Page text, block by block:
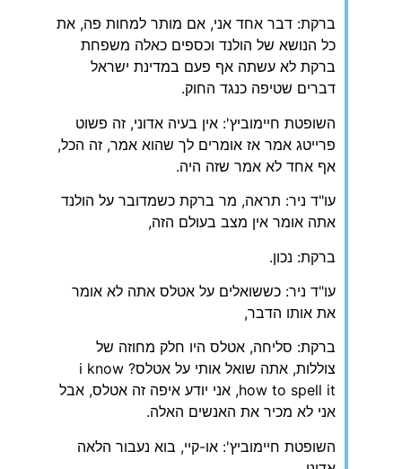
ברקת: דבר אחד אני, אם מותר למחות פה, את
כל הנושא של הולנד וכספים כאלה משפחת
ברקת לא עשתה אף פעם במדינת ישראל
דברים שטיפה כנגד החוק.
השופטת חיימוביץ': אין בעיה אדוני, זה פשוט
פרייטג אמר אז אומרים לך שהוא אמר, זה הכל,
אף אחד לא אמר שזה היה.
עו"ד ניר: תראה, מר ברקת כשמדובר על הולנד
אתה אומר אין מצב בעולם הזה,
ברקת: נכון.
עו"ד ניר: כששואלים על אטלס אתה לא אומר
את אותו הדבר,
ברקת: סליחה, אטלס היו חלק מחוזה של
צוללות, אתה שואל אותי על אטלס? i know
how to spell it, אני יודע איפה זה אטלס, אבל
אני לא מכיר את האנשים האלה.
השופטת חיימוביץ': או-קיי, בוא נעבור הלאה